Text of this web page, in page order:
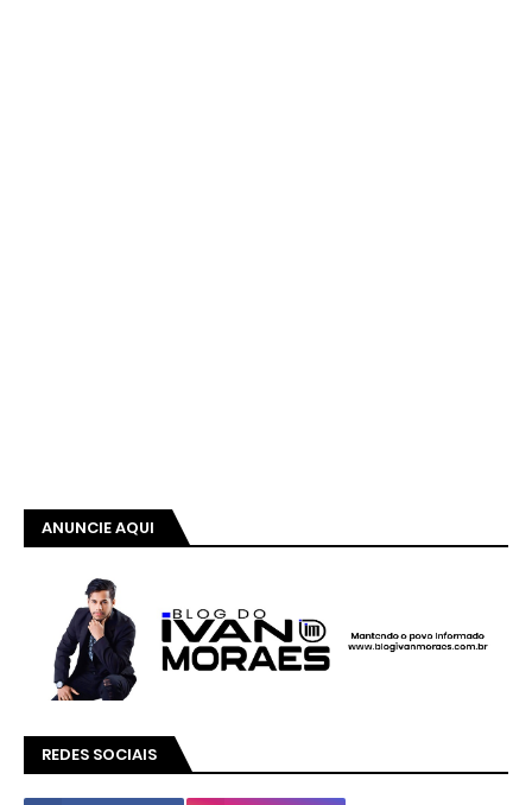
ANUNCIE AQUI
REDES SOCIAIS